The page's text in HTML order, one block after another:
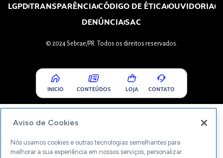
LGPDTRANSPARÊNCIACÓDIGO DE ÉTICAOUVIDORIA
DENÚNCIASAC
© 2024 Sebrae/PR. Todos os direitos reservados.
INICIO CONTEÚDOS LOJA CONTATO
Aviso de Cookies
Nós usamos cookies e outras tecnologias semelhantes para
melhorar a sua experiência em nossos serviços, personalizar